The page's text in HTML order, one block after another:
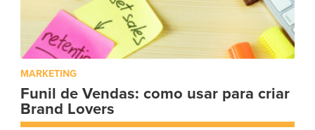
MARKETING
Funil de Vendas: como usar para criar
Brand Lovers